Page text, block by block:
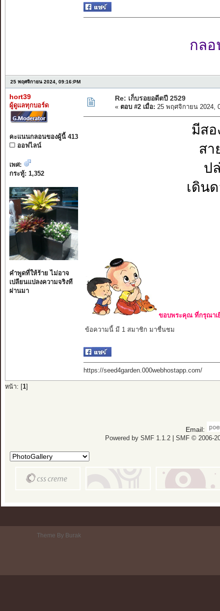
กลอ
25 พฤศจิกายน 2024, 09:16:PM
hort39
ผู้ดูแลทุกบอร์ด
คะแนนกลอนของผู้นี้ 413
ออฟไลน์
เพศ:
กระทู้: 1,352
คำพูดที่ให้ร้าย ไม่อาจ
เปลียนแปลงความจริงที
ผ่านมา
Re: เก็บรอยอดีตปี 2529
« ตอบ #2 เมื่อ: 25 พฤศจิกายน 2024,
มีสอ
สา
ป
เดิน
ขอบพระคุณ ที่กรุณาเ
ข้อความนี้ มี 1 สมาชิก มาชื่นชม
https://seed4garden.000webhostapp.com/
หน้า: [ 1]
Email:
Powered by SMF 1.1.2| SMF © 2006-
Theme By Burak